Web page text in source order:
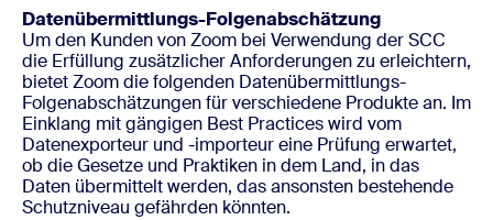
Datenübermittlungs-Folgenabschätzung
Um den Kunden von Zoom bei Verwendung der SCC
die Erfüllung zusätzlicher Anforderungen zu erleichtern,
bietet Zoom die folgenden Datenübermittlungs-
Folgenabschätzungen für verschiedene Produkte an. Im
Einklang mit gängigen Best Practices wird vom
Datenexporteur und -importeur eine Prüfung erwartet,
ob die Gesetze und Praktiken in dem Land, in das
Daten übermittelt werden, das ansonsten bestehende
Schutzniveau gefährden könnten.